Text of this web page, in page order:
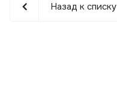
Назад к списку